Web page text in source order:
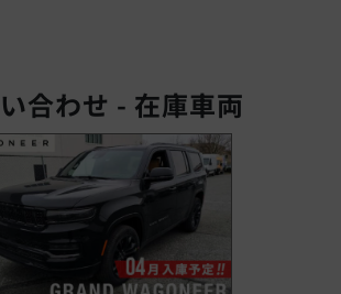
合わせ - 在庫車両